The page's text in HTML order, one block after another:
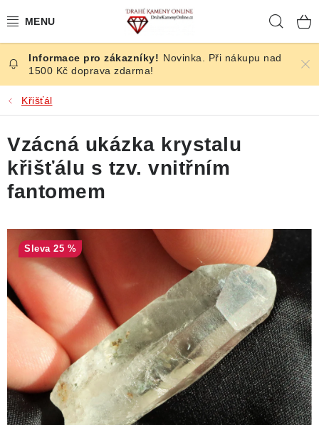
na
ČESKÉ KAMENY
ŠPERKY
KAMENY ZE SVĚTA
BROUŠENÉ
ÚČINKY
KRYSTALY
ČLÁNKY
NALEZIŠTĚ
NÁŠ PŘÍBĚH
Novinka. Při nákupu nad
1500 Kč doprava zdarma!
Křišťál
Vzácná ukázka krystalu
křišťálu s tzv. vnitřním
fantomem
25 %